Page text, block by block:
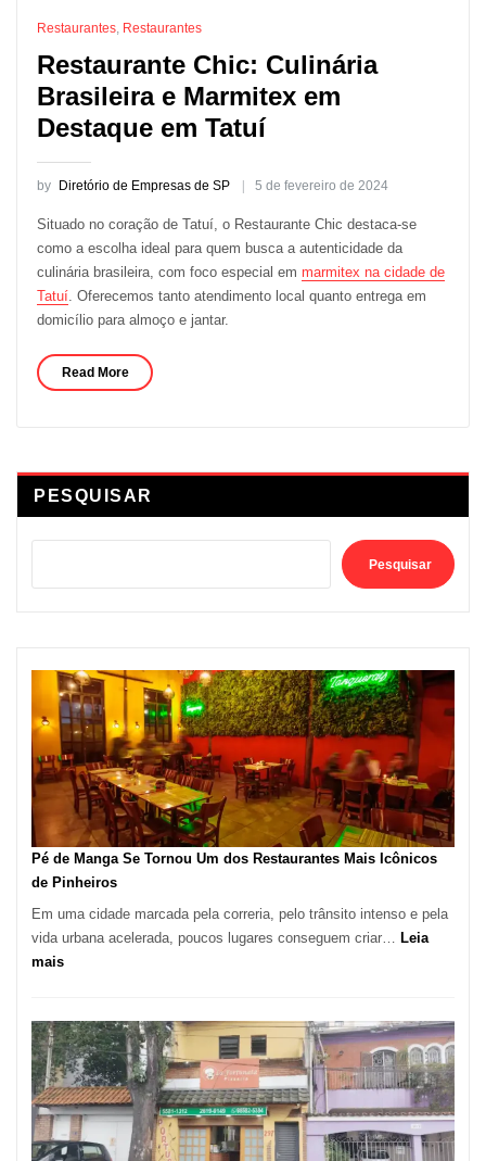
Restaurantes, Restaurantes
Restaurante Chic: Culinária
Brasileira e Marmitex em
Destaque em Tatuí
by Diretório de Empresas de SP 5 de fevereiro de 2024
Situado no coração de Tatuí, o Restaurante Chic destaca-se
como a escolha ideal para quem busca a autenticidade da
culinária brasileira, com foco especial em marmitex na cidade de
Tatuí. Oferecemos tanto atendimento local quanto entrega em
domicílio para almoço e jantar.
Read More
PESQUISAR
Pesquisar
Pé de Manga Se Tornou Um dos Restaurantes Mais Icônicos
de Pinheiros
Em uma cidade marcada pela correria, pelo trânsito intenso e pela
vida urbana acelerada, poucos lugares conseguem criar…
Leia
mais:
Manga
Se
Tornou
Um
dos
Restaurantes